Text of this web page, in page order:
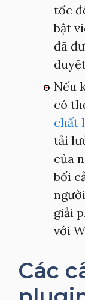
tốc
bật
đã
Nếu
có
chất
tải
của
bối
giải
với
Các